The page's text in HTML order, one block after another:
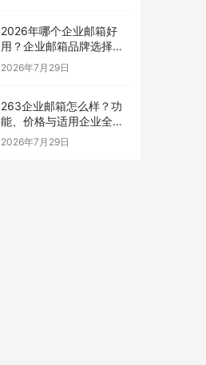
2026年哪个企业邮箱好
用？企业邮箱品牌选择指
南
2026年7月29日
263企业邮箱怎么样？功
能、价格与适用企业全面
解析
2026年7月29日